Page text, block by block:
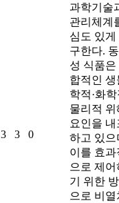
3 3 0
과학기술
관리체계
심도 있게
구한다.
성 식품은
합적인 생
학적·화학
물리적 위
요인을 내
하고 있으
이를 효과
으로 제어
기 위한
으로 비열